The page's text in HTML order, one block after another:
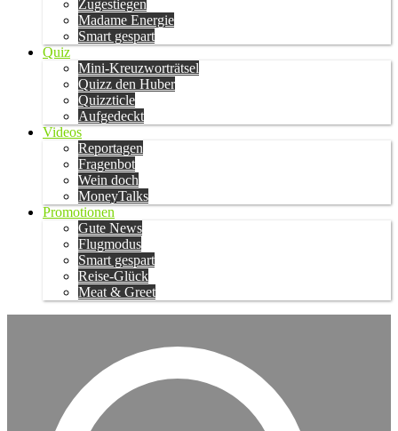
Zugestiegen
Madame Energie
Smart gespart
Quiz
Mini-Kreuzworträtsel
Quizz den Huber
Quizzticle
Aufgedeckt
Videos
Reportagen
Fragenbot
Wein doch
MoneyTalks
Promotionen
Gute News
Flugmodus
Smart gespart
Reise-Glück
Meat & Greet